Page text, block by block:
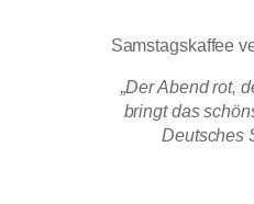
Samstagskaffee
„Der Abend rot,
bringt das
Deutsches